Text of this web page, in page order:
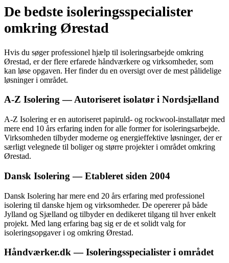
De bedste isoleringsspecialister
omkring Ørestad
Hvis du søger professionel hjælp til isoleringsarbejde omkring
Ørestad, er der flere erfarede håndværkere og virksomheder, som
kan løse opgaven. Her finder du en oversigt over de mest pålidelige
løsninger i området.
A-Z Isolering — Autoriseret isolatør i Nordsjælland
A-Z Isolering er en autoriseret papiruld- og rockwool-installatør med
mere end 10 års erfaring inden for alle former for isoleringsarbejde.
Virksomheden tilbyder moderne og energieffektive løsninger, der er
særligt velegnede til boliger og større projekter i området omkring
Ørestad.
Dansk Isolering — Etableret siden 2004
Dansk Isolering har mere end 20 års erfaring med professionel
isolering til danske hjem og virksomheder. De opererer på både
Jylland og Sjælland og tilbyder en dedikeret tilgang til hver enkelt
projekt. Med lang erfaring bag sig er de et solidt valg for
isoleringsopgaver i og omkring Ørestad.
Håndværker.dk — Isoleringsspecialister i området